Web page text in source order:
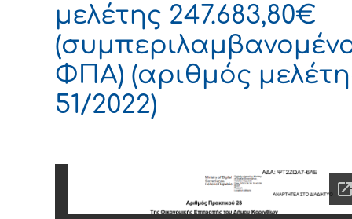
μελέτης 247.683,80€
ΦΠΑ) (αριθμός
51/2022)